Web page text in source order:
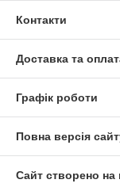
Контакти
Доставка та
Графік роботи
Повна версія
Сайт створено на